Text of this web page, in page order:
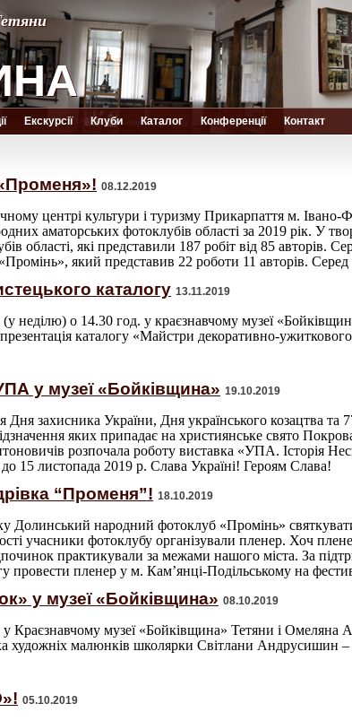
Екскурсії Клуби Каталог Конференції Контакт
08.12.2019
центрі культури і туризму Прикарпаття м. Івано-
аматорських фотоклубів області за 2019 рік. У
області, які представили 187 робіт від 85 авторів.
який представив 22 роботи 11 авторів.
каталогу 13.11.2019
неділю) о 14.30 год. у краєзнавчому музеї
каталогу «Майстри декоративно-
у музеї «Бойківщина» 19.10.2019
Дня захисника України, Дня українського козацтва та
яких припадає на християнське свято
розпочала роботу виставка «УПА. Історія
15 листопада 2019 р. Слава Україні! Героям Слава!
“Променя”! 18.10.2019
Долинський народний фотоклуб «Промінь»
учасники фотоклубу організували пленер. Хоч
практикували за межами нашого міста. За
провести пленер у м. Кам’янці-Подільському на
у музеї «Бойківщина» 08.10.2019
Краєзнавчому музеї «Бойківщина» Тетяни і Омеляна
художніх малюнків школярки Світлани Андрусишин –
05.10.2019